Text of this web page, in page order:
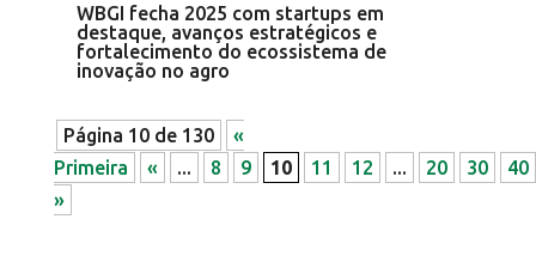
WBGI fecha 2025 com startups em
destaque, avanços estratégicos e
fortalecimento do ecossistema de
inovação no agro
Página 10 de 130
«
Primeira
« ... 8 9 10 11 12 ... 20 30
40
»